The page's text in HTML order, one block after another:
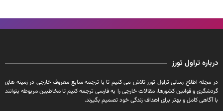
درباره تراول تورز
در مجله اطلاع رسانی تراول تورز تلاش می کنیم تا با ترجمه منابع معروف خارجی در زمینه های
گردشگری و قوانین کشورها، مقالات خارجی را به فارسی ترجمه کنیم تا مخاطبین مربوطه بتوانند
با آگاهی کامل و بهتر برای اهداف زندگی خود تصمیم بگیرند.